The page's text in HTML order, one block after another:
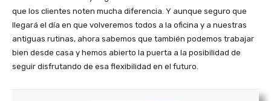
que los clientes noten mucha diferencia. Y aunque seguro que
llegará el día en que volveremos todos a la oficina y a nuestras
antiguas rutinas, ahora sabemos que también podemos trabajar
bien desde casa y hemos abierto la puerta a la posibilidad de
seguir disfrutando de esa flexibilidad en el futuro.